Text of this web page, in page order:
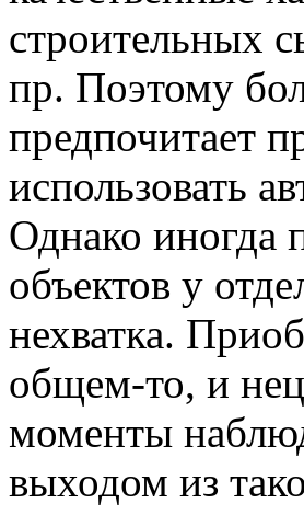
строительных
пр. Поэтому
предпочитает
использовать
Однако иногда
объектов у
нехватка.
общем-то, и
моменты
выходом из